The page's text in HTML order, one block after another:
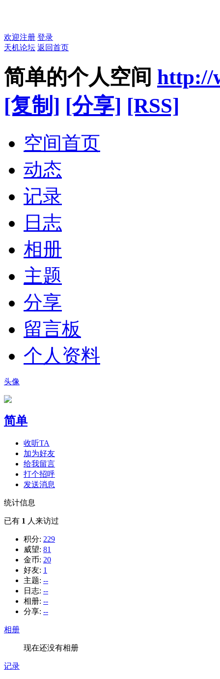
欢迎注册 登录
天机论坛 返回首页
简单的个人空间 http://
[复制] [分享] [RSS]
空间首页
动态
记录
日志
相册
主题
分享
留言板
个人资料
头像
简单
收听TA
加为好友
给我留言
打个招呼
发送消息
统计信息
已有 1 人来访过
积分: 229
威望: 81
金币: 20
好友: 1
主题: --
日志: --
相册: --
分享: --
相册
现在还没有相册
记录